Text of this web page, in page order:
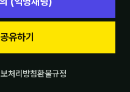
유하기
처리방침환불규정